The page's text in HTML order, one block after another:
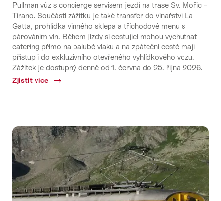
Pullman vůz s concierge servisem jezdí na trase Sv. Mořic –
Tirano. Součástí zážitku je také transfer do vinařství La
Gatta, prohlídka vinného sklepa a tříchodové menu s
párováním vín. Během jízdy si cestující mohou vychutnat
catering přímo na palubě vlaku a na zpáteční cestě mají
přístup i do exkluzivního otevřeného vyhlídkového vozu.
Zážitek je dostupný denně od 1. června do 25. října 2026.
Zjistit více
Common.Of